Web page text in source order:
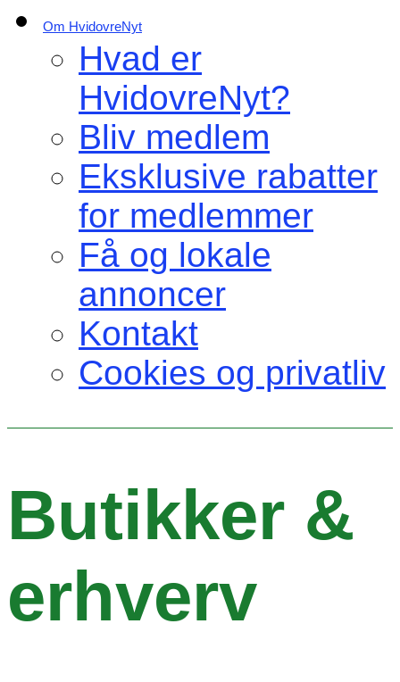
Om HvidovreNyt
Hvad er
HvidovreNyt?
Bliv medlem
Eksklusive rabatter
for medlemmer
Få og lokale
annoncer
Kontakt
Cookies og privatliv
Butikker &
erhverv